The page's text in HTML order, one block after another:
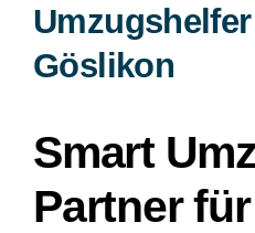
Image
Göslikon
Smart
Partner für